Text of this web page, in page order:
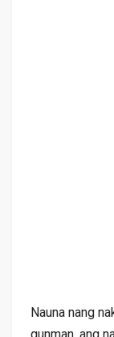
Nauna nang
gunman, ang